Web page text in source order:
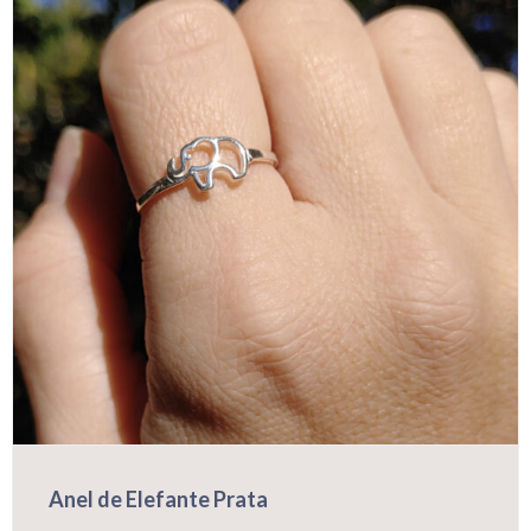
podem
ser
escolhidas
na
página
do
produto
Anel de Elefante Prata